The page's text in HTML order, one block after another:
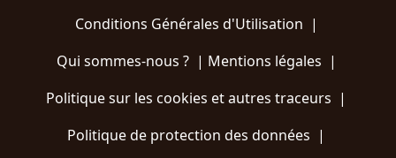
Conditions Générales d'Utilisation |
Qui sommes-nous ?| Mentions légales |
Politique sur les cookies et autres traceurs |
Politique de protection des données |